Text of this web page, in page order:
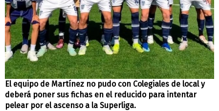
El equipo de Martínez no pudo con Colegiales de local y
deberá poner sus fichas en el reducido para intentar
pelear por el ascenso a la Superliga.